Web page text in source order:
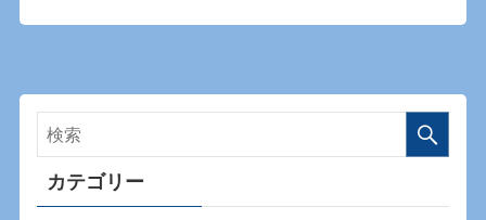
カテゴリー